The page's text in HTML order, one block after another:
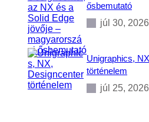
ősbemutató
júl 30, 2026
Unigraphics,
történelem
júl 25, 2026